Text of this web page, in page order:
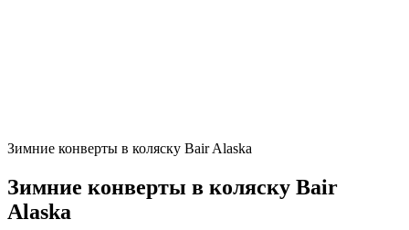
Зимние конверты в коляску Bair Alaska
Зимние конверты в коляску Bair
Alaska